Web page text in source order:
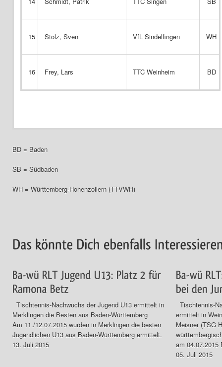
15 Stolz, Sven VfL Sindelfingen WH
16 Frey, Lars TTC Weinheim BD
BD = Baden
SB = Südbaden
WH = Württemberg-Hohenzollern (TTVWH)
Tischtennis-Nachwuchs der Jugend U13 ermittelt in
Merklingen die Besten aus Baden-Württemberg
Am 11./12.07.2015 wurden in Merklingen die besten
Jugendlichen U13 aus Baden-Württemberg ermittelt.
13. Juli 2015
Tischtennis-
ermittelt in
Meisner (TSG
am 04.07.2015
05. Juli 2015